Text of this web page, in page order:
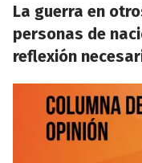
La guerra en
personas de
reflexión